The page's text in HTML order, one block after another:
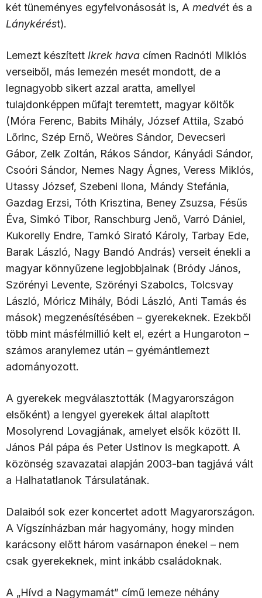
két tüneményes egyfelvonásosát is, A medvét és a
Lánykérést).
Lemezt készített Ikrek hava címen Radnóti Miklós
verseiből, más lemezén mesét mondott, de a
legnagyobb sikert azzal aratta, amellyel
tulajdonképpen műfajt teremtett, magyar költők
(Móra Ferenc, Babits Mihály, József Attila, Szabó
Lőrinc, Szép Ernő, Weöres Sándor, Devecseri
Gábor, Zelk Zoltán, Rákos Sándor, Kányádi Sándor,
Csoóri Sándor, Nemes Nagy Ágnes, Veress Miklós,
Utassy József, Szebeni Ilona, Mándy Stefánia,
Gazdag Erzsi, Tóth Krisztina, Beney Zsuzsa, Fésűs
Éva, Simkó Tibor, Ranschburg Jenő, Varró Dániel,
Kukorelly Endre, Tamkó Sirató Károly, Tarbay Ede,
Barak László, Nagy Bandó András) verseit énekli a
magyar könnyűzene legjobbjainak (Bródy János,
Szörényi Levente, Szörényi Szabolcs, Tolcsvay
László, Móricz Mihály, Bódi László, Anti Tamás és
mások) megzenésítésében – gyerekeknek. Ezekből
több mint másfélmillió kelt el, ezért a Hungaroton –
számos aranylemez után – gyémántlemezt
adományozott.
A gyerekek megválasztották (Magyarországon
elsőként) a lengyel gyerekek által alapított
Mosolyrend Lovagjának, amelyet elsők között II.
János Pál pápa és Peter Ustinov is megkapott. A
közönség szavazatai alapján 2003-ban tagjává vált
a Halhatatlanok Társulatának.
Dalaiból sok ezer koncertet adott Magyarországon.
A Vígszínházban már hagyomány, hogy minden
karácsony előtt három vasárnapon énekel – nem
csak gyerekeknek, mint inkább családoknak.
A „Hívd a Nagymamát” című lemeze néhány